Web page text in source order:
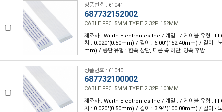
상품번호 : 61041
687732152002
CABLE FFC .5MM TYPE 2 32P 152MM
제조사 : Wurth Electronics Inc / 계열 : / 케이블 유형 :
치 : 0.020"(0.50mm) / 길이 : 6.00"(152.40mm) / 길이 -
mm) / 종단 유형 : 한쪽 상단, 다른 쪽 하단, 양쪽 후방
상품번호 : 61040
687732100002
CABLE FFC .5MM TYPE 2 32P 100MM
제조사 : Wurth Electronics Inc / 계열 : / 케이블 유형 :
치 : 0.020"(0.50mm) / 길이 : 3.94"(100.00mm) / 길이 -